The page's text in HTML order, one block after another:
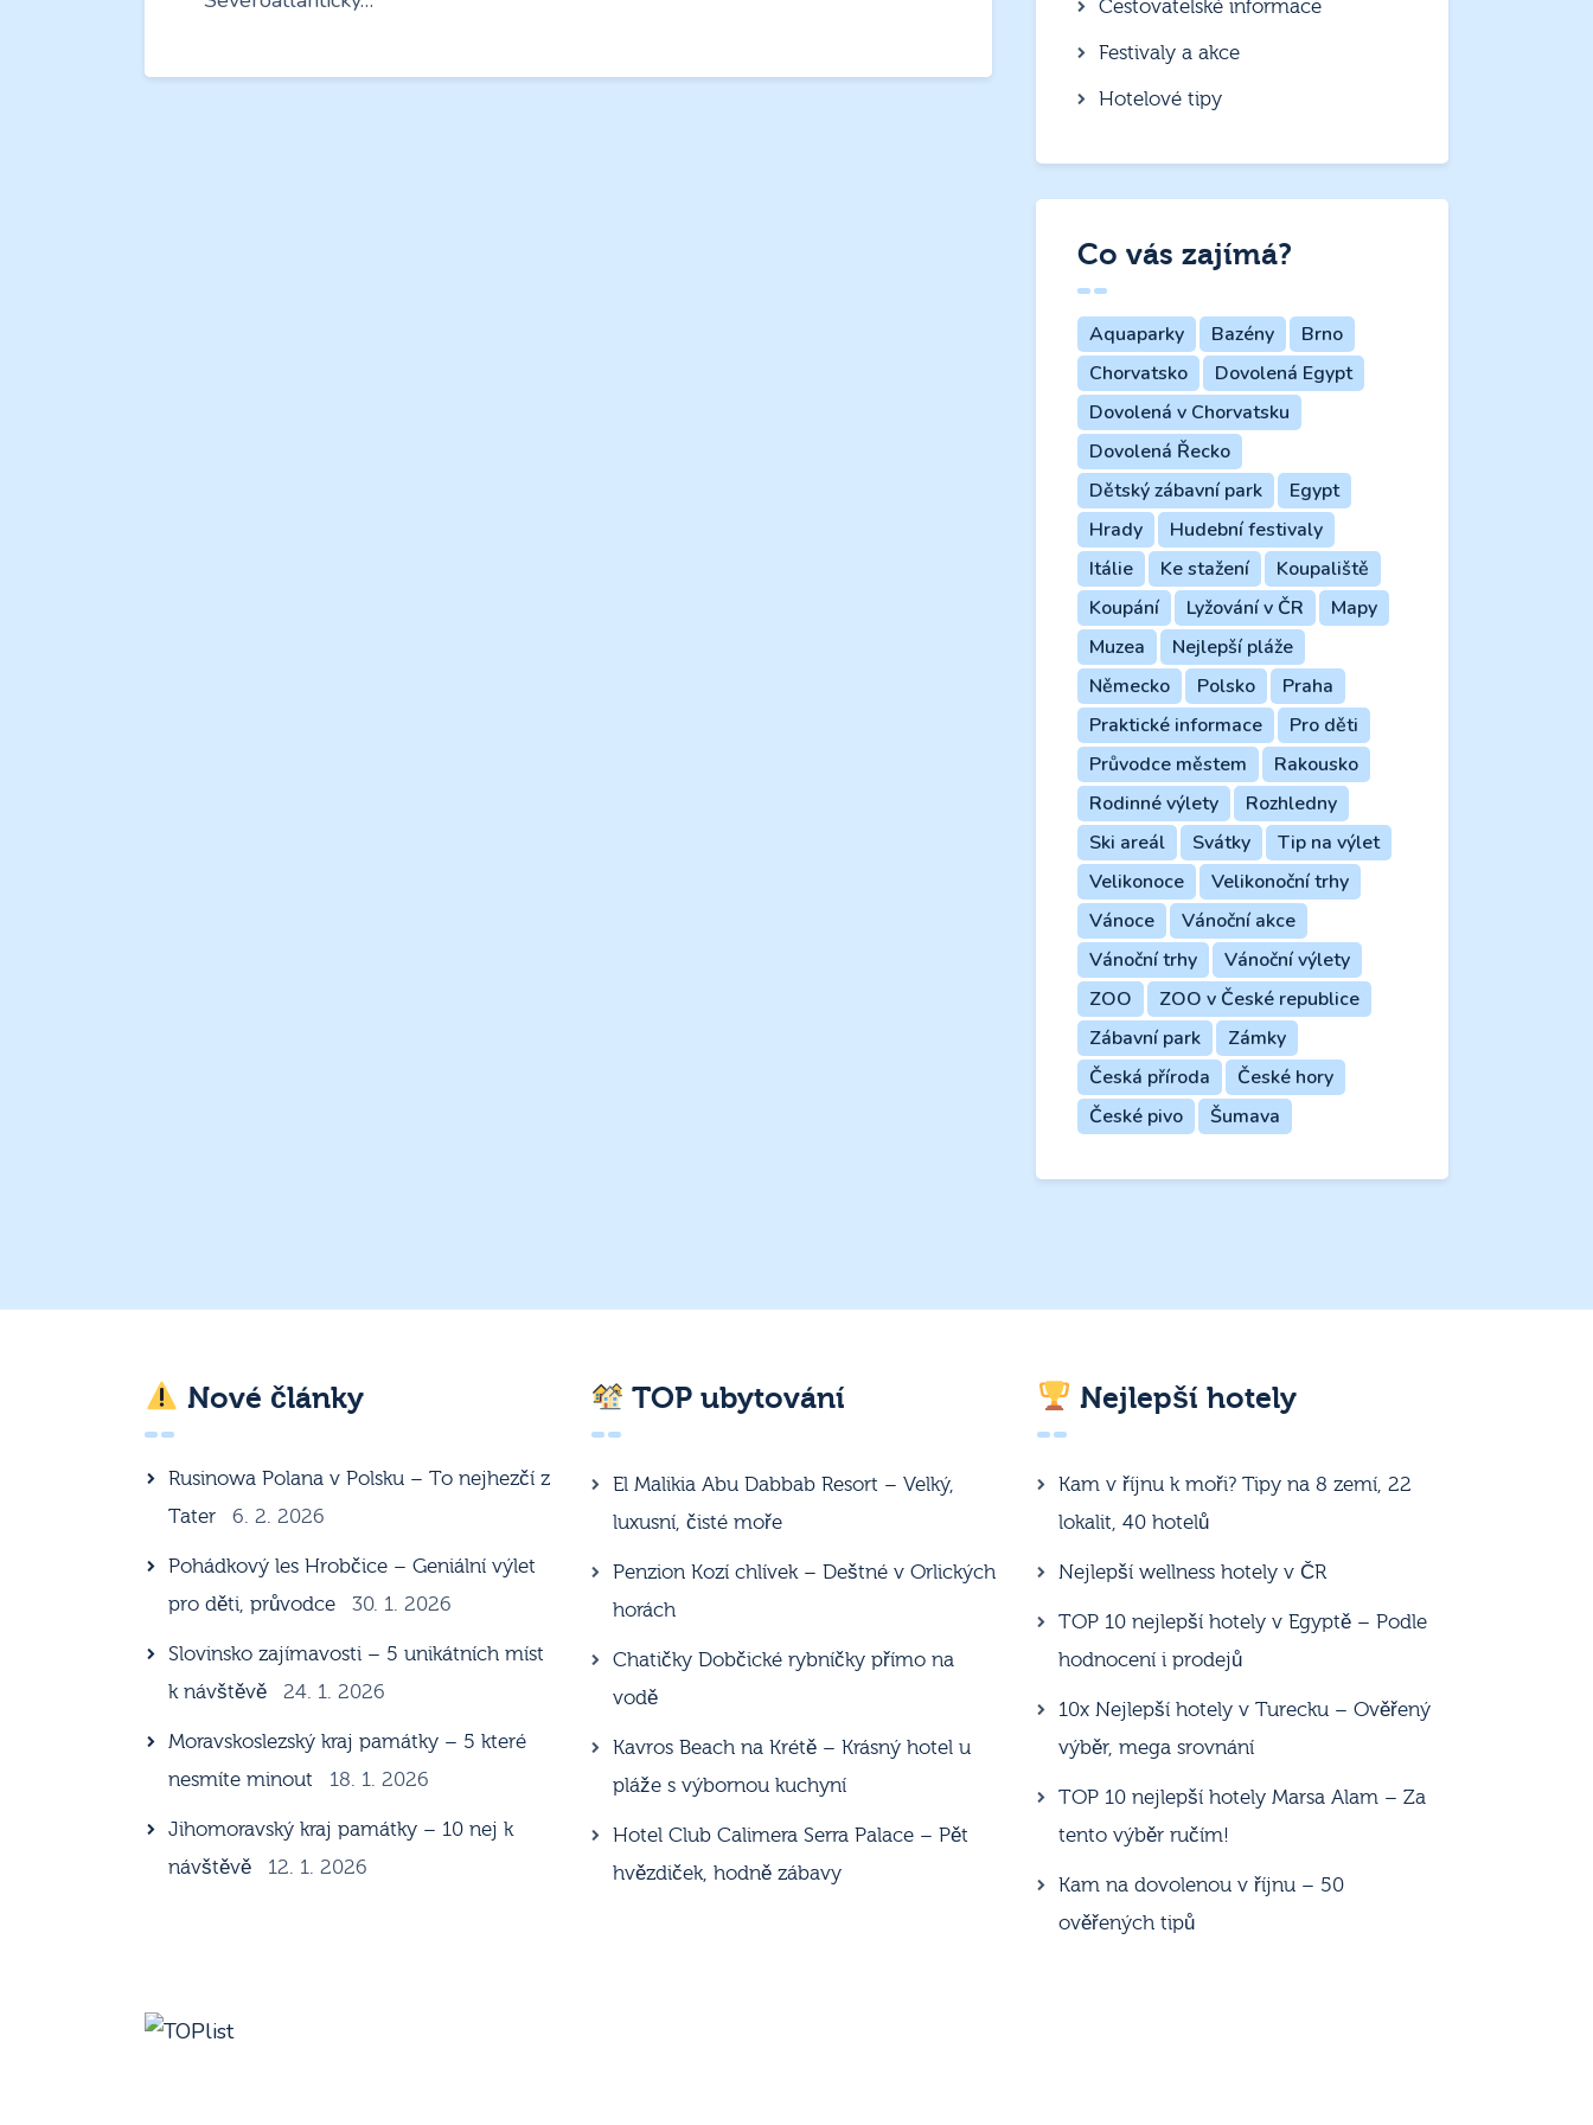
Cestovatelské informace
Festivaly a akce
Hotelové tipy
Co vás zajímá?
Aquaparky Bazény
Brno
Chorvatsko
Dovolená Egypt
Dovolená v Chorvatsku
Dovolená Řecko
Dětský zábavní park
Egypt
Hrady
Hudební festivaly
Itálie
Ke stažení
Koupaliště
Koupání
Lyžování v ČR
Mapy
Muzea
Nejlepší pláže
Německo
Polsko
Praha
Praktické informace
Pro děti
Průvodce městem
Rakousko
Rodinné výlety
Rozhledny
Ski areál
Svátky
Tip na výlet
Velikonoce
Velikonoční trhy
Vánoce
Vánoční akce
Vánoční trhy
Vánoční výlety
ZOO
ZOO v České republice
Zábavní park
Zámky
Česká příroda
České hory
České pivo
Šumava
Nové články
Rusinowa Polana v Polsku – To nejhezčí z
Tater
6. 2. 2026
Pohádkový les Hrobčice – Geniální výlet
pro děti, průvodce
30. 1. 2026
Slovinsko zajímavosti – 5 unikátních míst
k návštěvě
24. 1. 2026
Moravskoslezský kraj památky – 5 které
nesmíte minout
18. 1. 2026
Jihomoravský kraj památky – 10 nej k
návštěvě
12. 1. 2026
TOP ubytování
El Malikia Abu Dabbab Resort – Velký,
luxusní, čisté moře
Penzion Kozí chlívek – Deštné v Orlických
horách
Chatičky Dobčické rybníčky přímo na
vodě
Kavros Beach na Krétě – Krásný hotel u
pláže s výbornou kuchyní
Hotel Club Calimera Serra Palace – Pět
hvězdiček, hodně zábavy
Nejlepší hotely
Kam v říjnu k moři? Tipy na 8 zemí, 22
lokalit, 40 hotelů
Nejlepší wellness hotely v ČR
TOP 10 nejlepší hotely v Egyptě – Podle
hodnocení i prodejů
10x Nejlepší hotely v Turecku – Ověřený
výběr, mega srovnání
TOP 10 nejlepší hotely Marsa Alam – Za
tento výběr ručím!
Kam na dovolenou v říjnu – 50
ověřených tipů